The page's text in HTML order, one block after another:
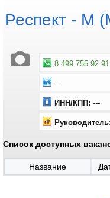
Респект - М
8 499 755 92
---
ИНН/КПП: ---
Руководитель:
Список доступных
Название